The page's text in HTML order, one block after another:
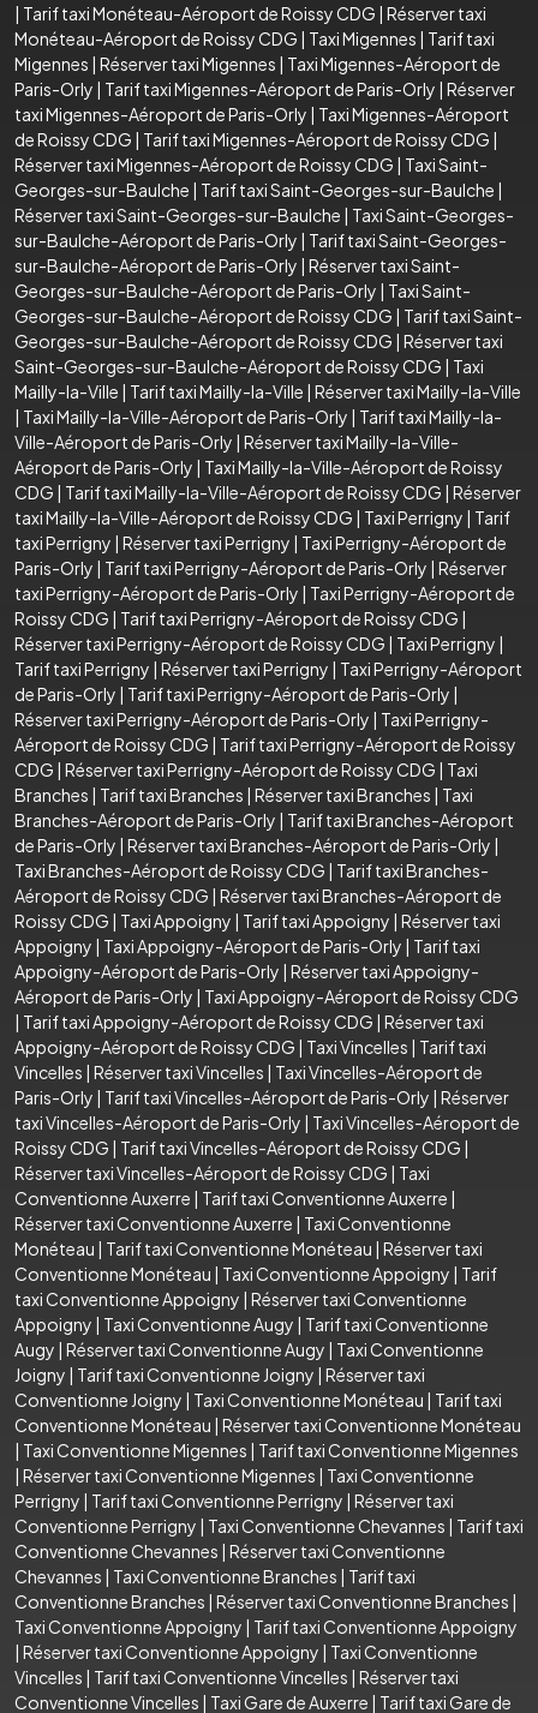
| Tarif taxi Monéteau-Aéroport de Roissy CDG | Réserver taxi
Monéteau-Aéroport de Roissy CDG | Taxi Migennes | Tarif taxi
Migennes | Réserver taxi Migennes | Taxi Migennes-Aéroport de
Paris-Orly | Tarif taxi Migennes-Aéroport de Paris-Orly | Réserver
taxi Migennes-Aéroport de Paris-Orly | Taxi Migennes-Aéroport
de Roissy CDG | Tarif taxi Migennes-Aéroport de Roissy CDG |
Réserver taxi Migennes-Aéroport de Roissy CDG | Taxi Saint-
Georges-sur-Baulche | Tarif taxi Saint-Georges-sur-Baulche |
Réserver taxi Saint-Georges-sur-Baulche | Taxi Saint-Georges-
sur-Baulche-Aéroport de Paris-Orly | Tarif taxi Saint-Georges-
sur-Baulche-Aéroport de Paris-Orly | Réserver taxi Saint-
Georges-sur-Baulche-Aéroport de Paris-Orly | Taxi Saint-
Georges-sur-Baulche-Aéroport de Roissy CDG | Tarif taxi Saint-
Georges-sur-Baulche-Aéroport de Roissy CDG | Réserver taxi
Saint-Georges-sur-Baulche-Aéroport de Roissy CDG | Taxi
Mailly-la-Ville | Tarif taxi Mailly-la-Ville | Réserver taxi Mailly-la-Ville
| Taxi Mailly-la-Ville-Aéroport de Paris-Orly | Tarif taxi Mailly-la-
Ville-Aéroport de Paris-Orly | Réserver taxi Mailly-la-Ville-
Aéroport de Paris-Orly | Taxi Mailly-la-Ville-Aéroport de Roissy
CDG | Tarif taxi Mailly-la-Ville-Aéroport de Roissy CDG | Réserver
taxi Mailly-la-Ville-Aéroport de Roissy CDG | Taxi Perrigny | Tarif
taxi Perrigny | Réserver taxi Perrigny | Taxi Perrigny-Aéroport de
Paris-Orly | Tarif taxi Perrigny-Aéroport de Paris-Orly | Réserver
taxi Perrigny-Aéroport de Paris-Orly | Taxi Perrigny-Aéroport de
Roissy CDG | Tarif taxi Perrigny-Aéroport de Roissy CDG |
Réserver taxi Perrigny-Aéroport de Roissy CDG | Taxi Perrigny |
Tarif taxi Perrigny | Réserver taxi Perrigny | Taxi Perrigny-Aéroport
de Paris-Orly | Tarif taxi Perrigny-Aéroport de Paris-Orly |
Réserver taxi Perrigny-Aéroport de Paris-Orly | Taxi Perrigny-
Aéroport de Roissy CDG | Tarif taxi Perrigny-Aéroport de Roissy
CDG | Réserver taxi Perrigny-Aéroport de Roissy CDG | Taxi
Branches | Tarif taxi Branches | Réserver taxi Branches | Taxi
Branches-Aéroport de Paris-Orly | Tarif taxi Branches-Aéroport
de Paris-Orly | Réserver taxi Branches-Aéroport de Paris-Orly |
Taxi Branches-Aéroport de Roissy CDG | Tarif taxi Branches-
Aéroport de Roissy CDG | Réserver taxi Branches-Aéroport de
Roissy CDG | Taxi Appoigny | Tarif taxi Appoigny | Réserver taxi
Appoigny | Taxi Appoigny-Aéroport de Paris-Orly | Tarif taxi
Appoigny-Aéroport de Paris-Orly | Réserver taxi Appoigny-
Aéroport de Paris-Orly | Taxi Appoigny-Aéroport de Roissy CDG
| Tarif taxi Appoigny-Aéroport de Roissy CDG | Réserver taxi
Appoigny-Aéroport de Roissy CDG | Taxi Vincelles | Tarif taxi
Vincelles | Réserver taxi Vincelles | Taxi Vincelles-Aéroport de
Paris-Orly | Tarif taxi Vincelles-Aéroport de Paris-Orly | Réserver
taxi Vincelles-Aéroport de Paris-Orly | Taxi Vincelles-Aéroport de
Roissy CDG | Tarif taxi Vincelles-Aéroport de Roissy CDG |
Réserver taxi Vincelles-Aéroport de Roissy CDG | Taxi
Conventionne Auxerre | Tarif taxi Conventionne Auxerre |
Réserver taxi Conventionne Auxerre | Taxi Conventionne
Monéteau | Tarif taxi Conventionne Monéteau | Réserver taxi
Conventionne Monéteau | Taxi Conventionne Appoigny | Tarif
taxi Conventionne Appoigny | Réserver taxi Conventionne
Appoigny | Taxi Conventionne Augy | Tarif taxi Conventionne
Augy | Réserver taxi Conventionne Augy | Taxi Conventionne
Joigny | Tarif taxi Conventionne Joigny | Réserver taxi
Conventionne Joigny | Taxi Conventionne Monéteau | Tarif taxi
Conventionne Monéteau | Réserver taxi Conventionne Monéteau
| Taxi Conventionne Migennes | Tarif taxi Conventionne Migennes
| Réserver taxi Conventionne Migennes | Taxi Conventionne
Perrigny | Tarif taxi Conventionne Perrigny | Réserver taxi
Conventionne Perrigny | Taxi Conventionne Chevannes | Tarif taxi
Conventionne Chevannes | Réserver taxi Conventionne
Chevannes | Taxi Conventionne Branches | Tarif taxi
Conventionne Branches | Réserver taxi Conventionne Branches |
Taxi Conventionne Appoigny | Tarif taxi Conventionne Appoigny
| Réserver taxi Conventionne Appoigny | Taxi Conventionne
Vincelles | Tarif taxi Conventionne Vincelles | Réserver taxi
Conventionne Vincelles | Taxi Gare de Auxerre | Tarif taxi Gare de